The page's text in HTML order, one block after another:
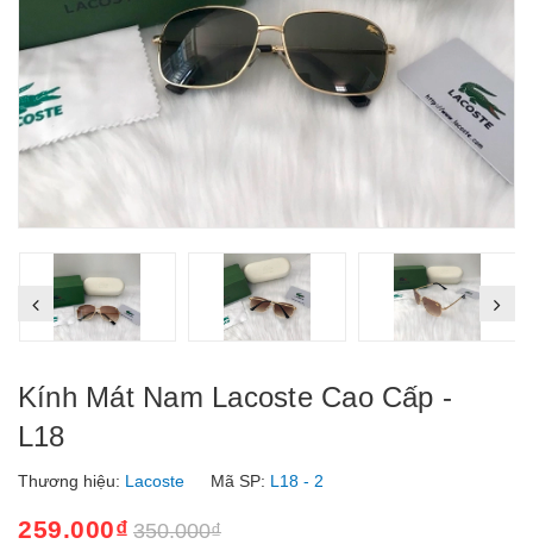
Kính Mát Nam Lacoste Cao Cấp -
L18
Thương hiệu: Lacoste Mã SP: L18 - 2
259.000₫ 350.000₫